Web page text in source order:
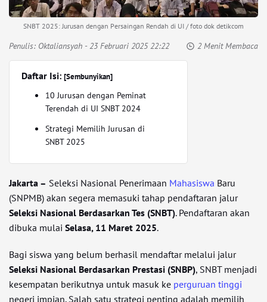
SNBT 2025: Jurusan dengan Persaingan Rendah di UI / foto dok detikcom
Penulis: Oktaliansyah - 23 Februari 2025 22:22 2 Menit Membaca
Daftar Isi: [Sembunyikan]
10 Jurusan dengan Peminat
Terendah di UI SNBT 2024
Strategi Memilih Jurusan di
SNBT 2025
Jakarta – Seleksi Nasional Penerimaan Mahasiswa Baru
(SNPMB) akan segera memasuki tahap pendaftaran jalur
Seleksi Nasional Berdasarkan Tes (SNBT). Pendaftaran akan
dibuka mulai Selasa, 11 Maret 2025.
Bagi siswa yang belum berhasil mendaftar melalui jalur
Seleksi Nasional Berdasarkan Prestasi (SNBP), SNBT menjadi
kesempatan berikutnya untuk masuk ke perguruan tinggi
negeri impian. Salah satu strategi penting adalah memilih